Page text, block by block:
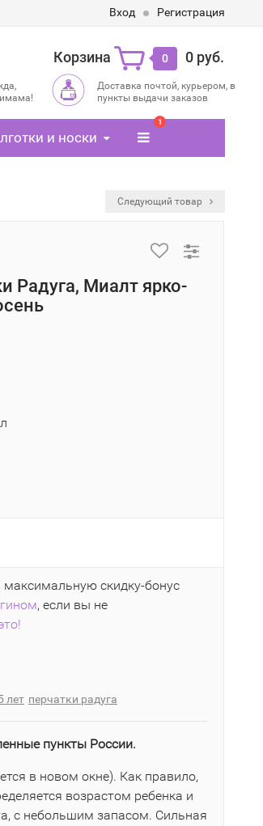
Вход Регистрация
Корзина 0 0 руб.
Доставка почтой, курьером, в
пункты выдачи заказов
и носки
1
Следующий товар
Радуга, Миалт ярко-
максимальную скидку-бонус
, если вы не
лет перчатки радуга
пункты России.
в новом окне). Как правило,
возрастом ребенка и
с небольшим запасом. Сильная